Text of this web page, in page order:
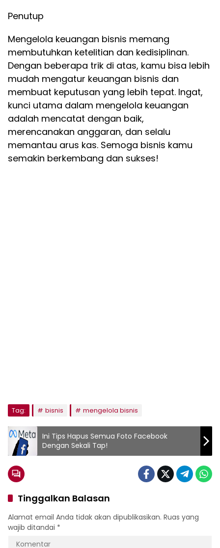
Penutup
Mengelola keuangan bisnis memang
membutuhkan ketelitian dan kedisiplinan.
Dengan beberapa trik di atas, kamu bisa lebih
mudah mengatur keuangan bisnis dan
membuat keputusan yang lebih tepat. Ingat,
kunci utama dalam mengelola keuangan
adalah mencatat dengan baik,
merencanakan anggaran, dan selalu
memantau arus kas. Semoga bisnis kamu
semakin berkembang dan sukses!
Tag: bisnis mengelola bisnis
Ini Tips Hapus Semua Foto Facebook
Dengan Sekali Tap!
Tinggalkan Balasan
Alamat email Anda tidak akan dipublikasikan. Ruas yang
wajib ditandai *